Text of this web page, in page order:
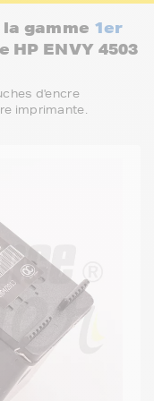
gamme 1er
ENVY 4503
d'encre
imprimante.